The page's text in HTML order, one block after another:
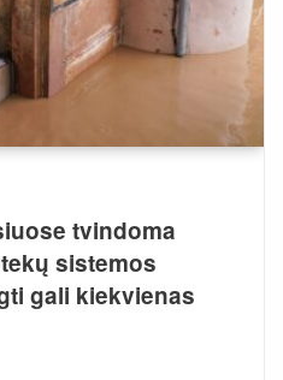
tvindoma
sistemos
gali kiekvienas